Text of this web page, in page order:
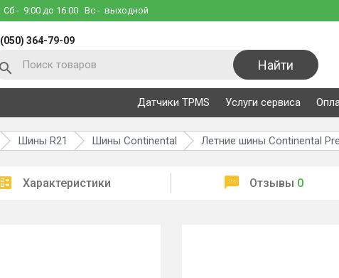
Сб - 9:00 до 16:00 Вс - выходной
(050) 364-79-09
Найти
Датчики TPMS Услуги сервиса
Шины R21 Шины Continental Летние шины Continental
Характеристики Отзывы 0